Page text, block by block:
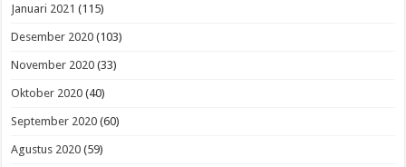
Januari 2021 (115)
Desember 2020 (103)
November 2020 (33)
Oktober 2020 (40)
September 2020 (60)
Agustus 2020 (59)